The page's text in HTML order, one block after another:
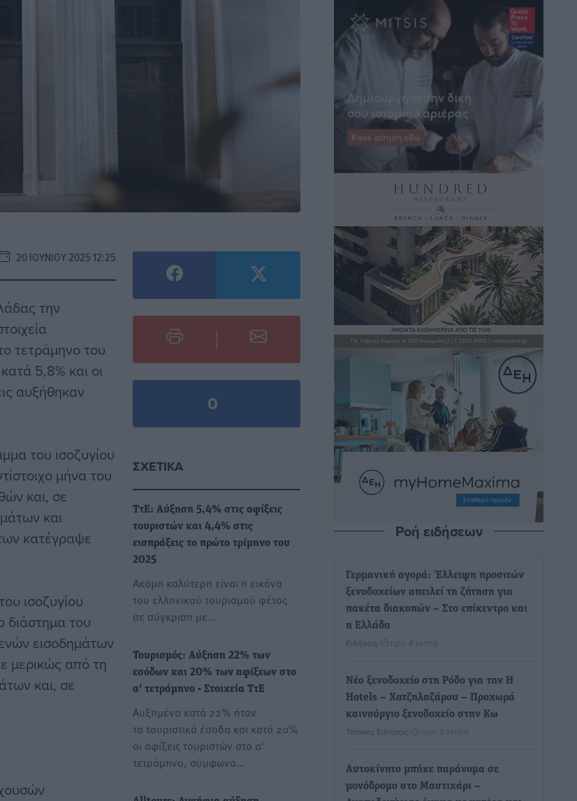
20 ΙΟΥΝΊΟΥ 2025 12:25
την
τετράμηνο του
5,8% και οι
αυξήθηκαν
του ισοζυγίου
μήνα του
και, σε
και
κατέγραψε
ισοζυγίου
διάστημα του
εισοδημάτων
μερικώς από τη
και, σε
0
ΣΧΕΤΙΚΆ
ΤτΕ: Αύξηση 5,4% στις αφίξεις
τουριστών και 4,4% στις
εισπράξεις το πρώτο τρίμηνο του
2025
Ακόμη καλύτερη είναι η εικόνα
του ελληνικού τουρισμού φέτος
σε σύγκριση με…
Τουρισμός: Αύξηση 22% των
εσόδων και 20% των αφίξεων στο
α' τετράμηνο - Στοιχεία ΤτΕ
Αυξημένα κατά 22% ήταν
τα τουριστικά έσοδα και κατά 20%
οι αφίξεις τουριστών στο α'
τετράμηνο, σύμφωνα…
Ροή ειδήσεων
Γερμανική αγορά: Έλλειψη προσιτών
ξενοδοχείων απειλεί τη ζήτηση για
πακέτα διακοπών – Στο επίκεντρο και
η Ελλάδα
Ειδήσεις πριν 4 λεπτά
Νέο ξενοδοχείο στη Ρόδο για την H
Hotels – Χατζηλαζάρου – Προχωρά
καινούργιο ξενοδοχείο στην Κω
Τοπικές Ειδήσεις πριν 9 λεπτά
Αυτοκίνητο μπήκε παράνομα σε
μονόδρομο στο Μαστιχάρι –